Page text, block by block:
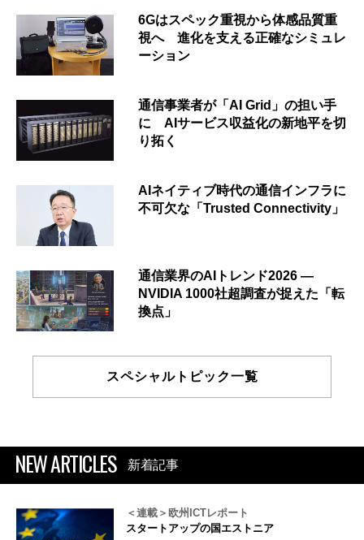
6Gはスペック重視から体感品質重
視へ 進化を支える正確なシミュレ
ーション
通信事業者が「AI Grid」の担い手
に AIサービス収益化の新地平を切
り拓く
AIネイティブ時代の通信インフラに
不可欠な「Trusted Connectivity」
通信業界のAIトレンド2026 ―
NVIDIA 1000社超調査が捉えた「転
換点」
スペシャルトピック一覧
NEW ARTICLES 新着記事
＜連載＞欧州ICTレポート
スタートアップの国エストニア